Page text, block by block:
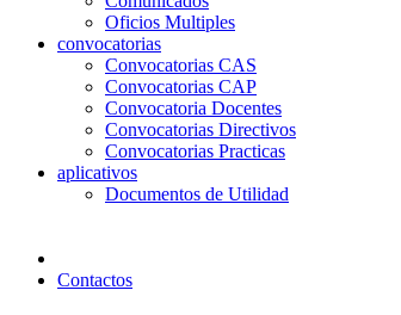
Oficios Multiples
convocatorias
Convocatorias CAS
Convocatorias CAP
Convocatoria Docentes
Convocatorias Directivos
Convocatorias Practicas
aplicativos
Documentos de Utilidad
Contactos